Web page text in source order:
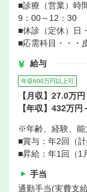
■診療（営業）時
9：00～12：30
■休診（定休）日
■応需科目・・・
給与
年収600万円以上可
【月収】27.0万
【年収】432万
※年齢、経験、能
■賞与：年2回（
■昇給：年1回（1
手当
通勤手当(実費支